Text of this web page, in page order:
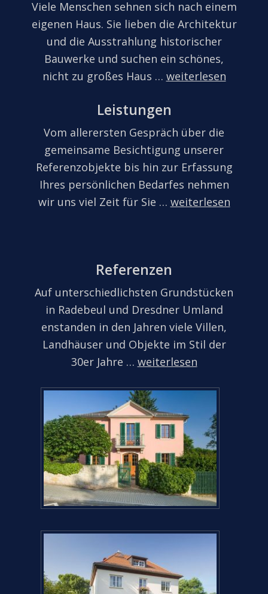
Viele Menschen sehnen sich nach einem
eigenen Haus. Sie lieben die Architektur
und die Ausstrahlung historischer
Bauwerke und suchen ein schönes,
nicht zu großes Haus … weiterlesen
Leistungen
Vom allerersten Gespräch über die
gemeinsame Besichtigung unserer
Referenzobjekte bis hin zur Erfassung
Ihres persönlichen Bedarfes nehmen
wir uns viel Zeit für Sie … weiterlesen
Referenzen
Auf unterschiedlichsten Grundstücken
in Radebeul und Dresdner Umland
enstanden in den Jahren viele Villen,
Landhäuser und Objekte im Stil der
30er Jahre … weiterlesen